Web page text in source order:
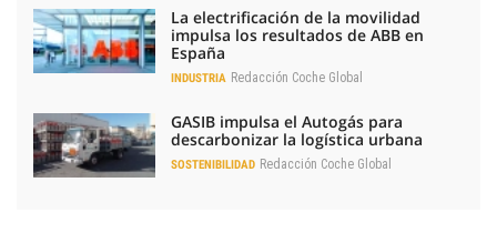
La electrificación de la movilidad
impulsa los resultados de ABB en
España
INDUSTRIA Redacción Coche Global
GASIB impulsa el Autogás para
descarbonizar la logística urbana
SOSTENIBILIDAD Redacción Coche Global